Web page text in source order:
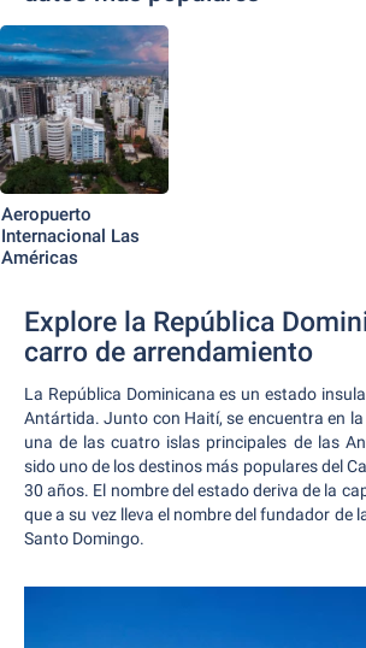
Aeropuerto
Internacional Las
Américas
Explore la República
carro de arrendamiento
La República Dominicana es un estado
Antártida. Junto con Haití, se encuentra en la
una de las cuatro islas principales de las
sido uno de los destinos más populares del
30 años. El nombre del estado deriva de la
que a su vez lleva el nombre del fundador de
Santo Domingo.